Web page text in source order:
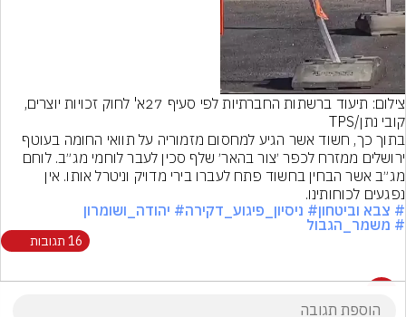
קובי נתן/TPS
נפגעים לכוחותינו.
# צבא וביטחון# ניסיון_פיגוע_דקירה# יהודה_ושומרון
# משמר_הגבול
16 תגובות